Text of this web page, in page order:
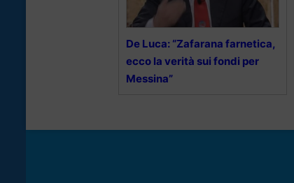
De Luca: “Zafarana farnetica,
ecco la verità sui fondi per
Messina”